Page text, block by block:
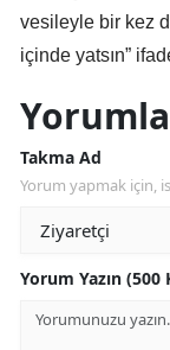
vesileyle bir kez
içinde yatsın”
Takma Ad
Yorum yapmak için,
Yorum Yazın